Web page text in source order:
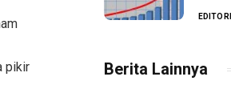
pikir
Berita Lainnya